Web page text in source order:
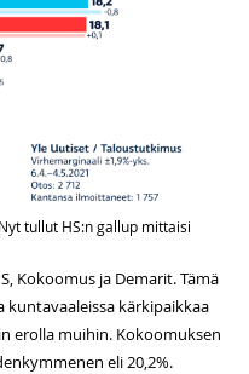
tullut HS:n gallup mittaisi
Kokoomus ja Demarit. Tämä
kuntavaaleissa kärkipaikkaa
erolla muihin. Kokoomuksen
eli 20,2%.